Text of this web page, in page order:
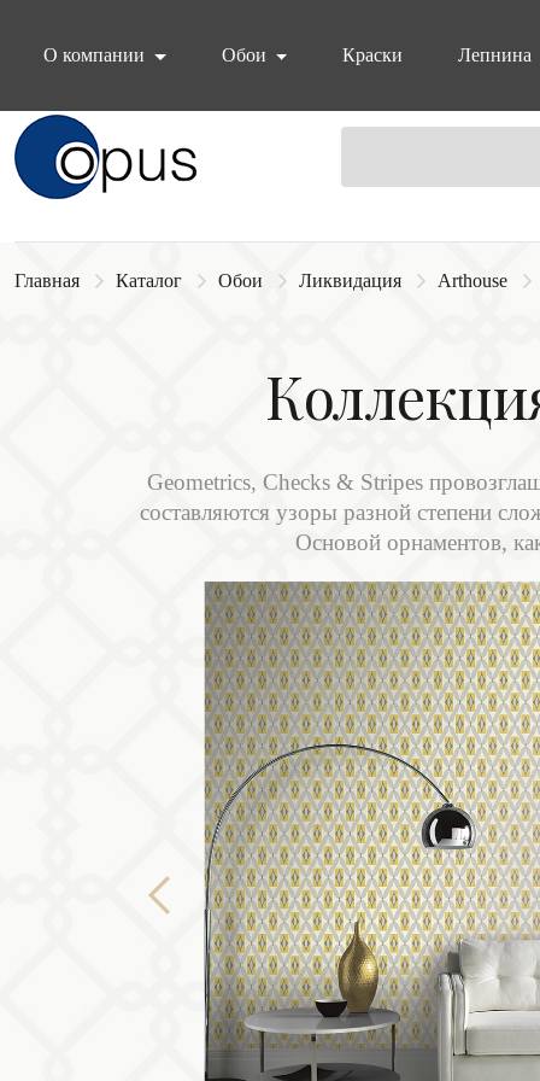
О компании Обои Краски Лепнина
Блок поиска
Главная Каталог Обои Ликвидация Arthouse
Geometrics, Checks & Stripes
составляются узоры разной степени
Основой орнаментов,
Previous